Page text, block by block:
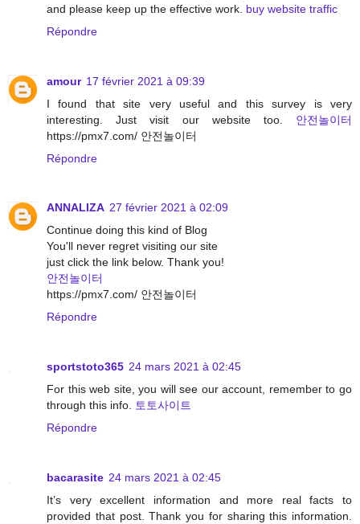
and please keep up the effective work. buy website traffic
Répondre
amour 17 février 2021 à 09:39
I found that site very useful and this survey is very
interesting. Just visit our website too. 안전놀이터
https://pmx7.com/ 안전놀이터
Répondre
ANNALIZA 27 février 2021 à 02:09
Continue doing this kind of Blog
You'll never regret visiting our site
just click the link below. Thank you!
안전놀이터
https://pmx7.com/ 안전놀이터
Répondre
sportstoto365 24 mars 2021 à 02:45
For this web site, you will see our account, remember to go
through this info. 토토사이트
Répondre
bacarasite 24 mars 2021 à 02:45
It’s very excellent information and more real facts to
provided that post. Thank you for sharing this information.